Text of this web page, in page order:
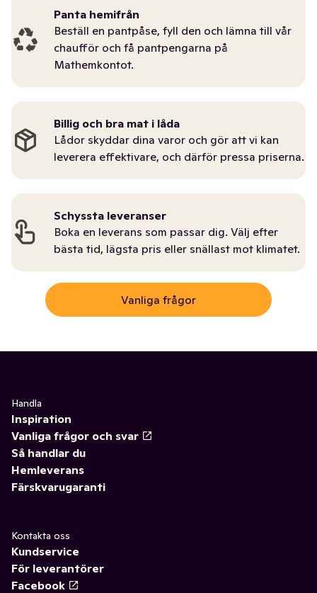
Panta hemifrån
Beställ en pantpåse, fyll den och lämna till vår
chaufför och få pantpengarna på
Mathemkontot.
Billig och bra mat i låda
Lådor skyddar dina varor och gör att vi kan
leverera effektivare, och därför pressa priserna.
Schyssta leveranser
Boka en leverans som passar dig. Välj efter
bästa tid, lägsta pris eller snällast mot klimatet.
Vanliga frågor
Handla
Inspiration
Vanliga frågor och svar
Så handlar du
Hemleverans
Färskvarugaranti
Kontakta oss
Kundservice
För leverantörer
Facebook